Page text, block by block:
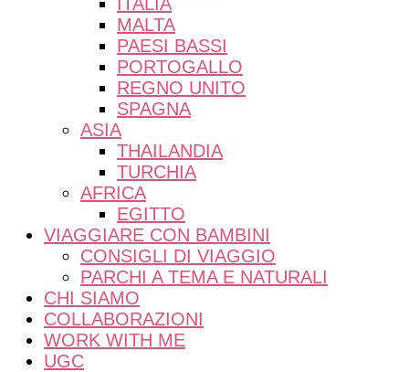
MALTA
PAESI BASSI
PORTOGALLO
REGNO UNITO
SPAGNA
ASIA
THAILANDIA
TURCHIA
AFRICA
EGITTO
VIAGGIARE CON BAMBINI
CONSIGLI DI VIAGGIO
PARCHI A TEMA E NATURALI
CHI SIAMO
COLLABORAZIONI
WORK WITH ME
UGC